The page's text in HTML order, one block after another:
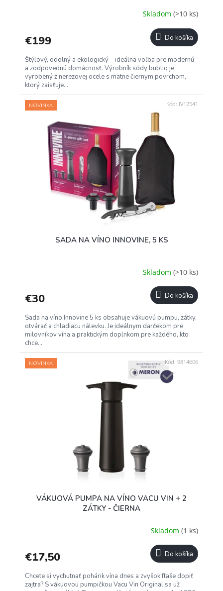
A
R
M
Skladom (>10 ks)
€199 Do košíka
Štýlový, odolný a ekologický – ideálna voľba pre modernú
a zodpovednú domácnosť. Výrobník sódy bubliq je
vyrobený z nerezovej ocele s matne čiernym povrchom,
ktorý zaisťuje...
NOVINKA
SADA NA VÍNO INNOVINE, 5 KS
Skladom (>10 ks)
€30 Do košíka
Sada na víno Innovine 5 ks obsahuje vákuovú pumpu, zátky,
otvárač a chladiacu nálevku. Je ideálnym darčekom pre
milovníkov vína a praktickým doplnkom pre každého, kto
chce...
Kód: IV12541
NOVINKA
VÁKUOVÁ PUMPA NA VÍNO VACU VIN + 2
ZÁTKY - ČIERNA
Skladom (1 ks)
€17,50 Do košíka
Chcete si vychutnať pohárik vína dnes a zvyšok fľaše dopiť
zajtra? S vákuovou pumpičkou Vacu Vin Original sa už
Kód: 9814606